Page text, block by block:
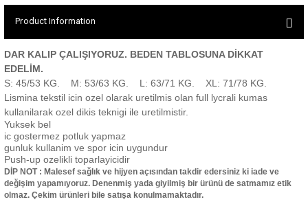
Simple Color
Ve Waist Leggings
Pocket Leggings
Leather Look Leggings
Tülle Detailed Leggings
Scrunch Butt Leggings
Decollete Leggings
Model Leggings
Front Side Thread Design
SEUL JUMPSUIT
Cross Stribed Jumpsuit
Double Cross Jumsuit
MAYORKA JUMPSUIT
Single Cross Jumpsuit
1 SCRUCH BUTT JUMPSUIT
2 SPANISH Scrunch Butt Jumpsuit
Sunset Jumpsuit
Oslo Jumpsuit
Spor Bra with Circular
Thick Spor Bra
4 String Bra
Decollete Design Bra
Seamless Spor Bra
Tulle Detailed Spor Bra
Spor Bra 2
SCULPT LINE SPOR BRA
Product Information
DAR KALIP ÇALIŞIYORUZ. BEDEN TABLOSUNA DİKKAT
EDELİM.
S: 45/53 KG. M: 53/63 KG. L: 63/71 KG. XL: 71/78 KG.
Lismina tekstil icin ozel olarak uretilmis olan full lycrali kumas
kullanilarak ozel dikis teknigi ile uretilmistir.
Yuksek bel
ic gostermez potluk yapmaz
gunluk kullanim ve spor icin uygundur
Push-up ozelikli toparlayicidir
DİP NOT : Malesef sağlık ve hijyen açısından takdir edersiniz ki iade ve
değişim yapamıyoruz. Denenmiş yada giyilmiş bir ürünü de satmamız etik
olmaz. Çekim ürünleri bile satışa konulmamaktadır.